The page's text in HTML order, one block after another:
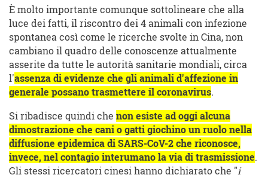
È molto importante comunque sottolineare che alla
luce dei fatti, il riscontro dei 4 animali con infezione
spontanea così come le ricerche svolte in Cina, non
cambiano il quadro delle conoscenze attualmente
asserite da tutte le autorità sanitarie mondiali, circa
l'assenza di evidenze che gli animali d'affezione in
generale possano trasmettere il coronavirus.
Si ribadisce quindi che non esiste ad oggi alcuna
dimostrazione che cani o gatti giochino un ruolo nella
diffusione epidemica di SARS-CoV-2 che riconosce,
invece, nel contagio interumano la via di trasmissione.
Gli stessi ricercatori cinesi hanno dichiarato che "i